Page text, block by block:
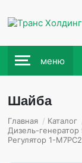
меню
Шайба
Главная / Каталог
Дизель-
Регулятор 1-